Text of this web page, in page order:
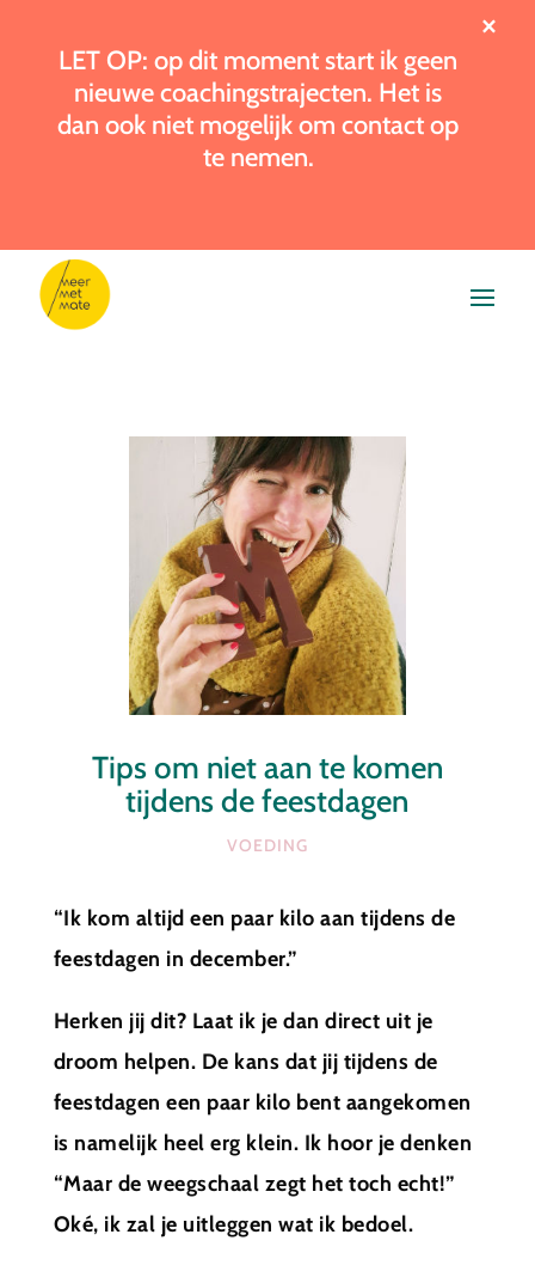
Tips om niet aan te komen
tijdens de feestdagen
VOEDING
“Ik kom altijd een paar kilo aan tijdens de
feestdagen in december.”
Herken jij dit? Laat ik je dan direct uit je
droom helpen. De kans dat jij tijdens de
feestdagen een paar kilo bent aangekomen
is namelijk heel erg klein. Ik hoor je denken
“Maar de weegschaal zegt het toch echt!”
Oké, ik zal je uitleggen wat ik bedoel.
LET OP: op dit moment start ik geen
nieuwe coachingstrajecten. Het is
dan ook niet mogelijk om contact op
te nemen.
×